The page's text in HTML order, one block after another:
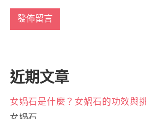
近期文章
女媧石是什麼？女媧石的功效與